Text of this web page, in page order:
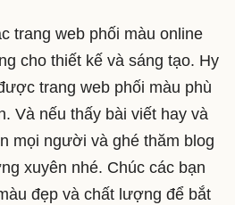
trang web phối màu online
cho thiết kế và sáng tạo. Hy
trang web phối màu phù
Và nếu thấy bài viết hay và
mọi người và ghé thăm blog
xuyên nhé. Chúc các bạn
đẹp và chất lượng để bắt